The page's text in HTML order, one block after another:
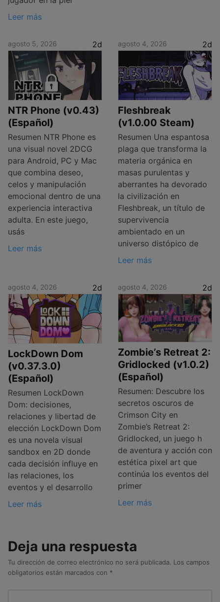
Leer más
agosto 5, 2026 2d
NTR Phone (v0.43)
(Español)
Resumen NTR Phone es
una visual novel 2DCG
para Android, PC y Mac
que combina deseo,
celos y manipulación
emocional dentro de una
experiencia interactiva
adulta. En este juego,
usás
Leer más
agosto 4, 2026 2d
Fleshbreak
(v1.0.00 Steam)
Resumen Una espantosa
plaga que transforma la
materia orgánica en
masas purulentas y
aberrantes ha devorado
la civilización en
Fleshbreak, un título de
supervivencia
ambientado en un
universo distópico de
Leer más
agosto 4, 2026 2d
LockDown Dom
(v0.37.3.0)
(Español)
Resumen LockDown
Dom: decisiones,
relaciones y libertad de
elección LockDown Dom
es una novela visual
sandbox en 2D donde
cada decisión influye en
las relaciones, los
eventos y el desarrollo
Leer más
agosto 4, 2026 2d
Zombie’s Retreat 2:
Gridlocked (v1.0.2)
(Español)
Resumen: Descubre los
secretos oscuros de
Crimson City en
Zombie’s Retreat 2:
Gridlocked, un juego h
de aventura y acción con
estética pixel art que
continúa los eventos del
primer
Leer más
Deja una respuesta
Tu dirección de correo electrónico no será publicada. Los campos
obligatorios están marcados con *